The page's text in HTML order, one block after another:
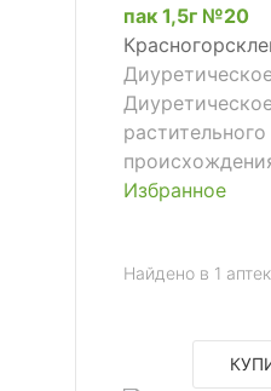
пак 1,5г №20
растительного
Избранное
Найдено в 1